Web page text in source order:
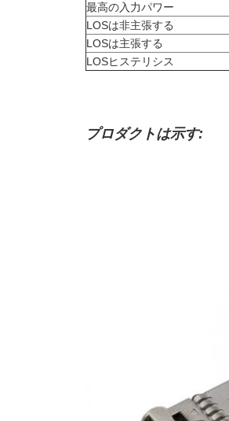
最高の入力パワー
LOSは非主張する
LOSは主張する
LOSヒステリシス
プロダクトは示す: